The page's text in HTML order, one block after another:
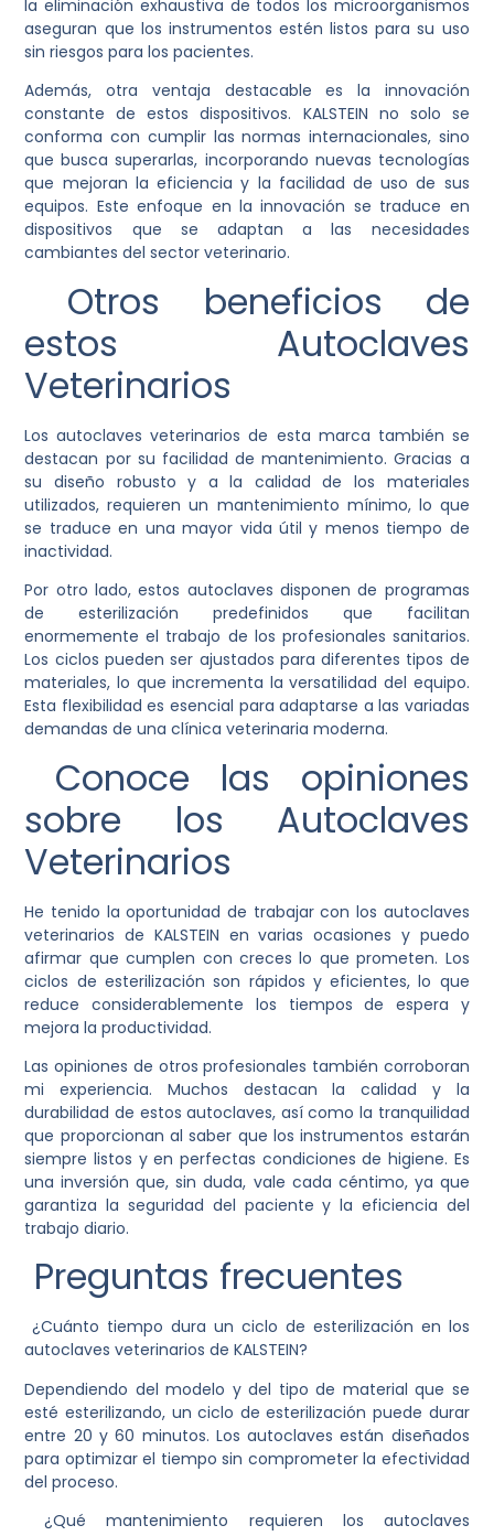
la eliminación exhaustiva de todos los microorganismos
aseguran que los instrumentos estén listos para su uso
sin riesgos para los pacientes.
Además, otra ventaja destacable es la innovación
constante de estos dispositivos. KALSTEIN no solo se
conforma con cumplir las normas internacionales, sino
que busca superarlas, incorporando nuevas tecnologías
que mejoran la eficiencia y la facilidad de uso de sus
equipos. Este enfoque en la innovación se traduce en
dispositivos que se adaptan a las necesidades
cambiantes del sector veterinario.
Otros beneficios de
estos Autoclaves
Veterinarios
Los autoclaves veterinarios de esta marca también se
destacan por su facilidad de mantenimiento. Gracias a
su diseño robusto y a la calidad de los materiales
utilizados, requieren un mantenimiento mínimo, lo que
se traduce en una mayor vida útil y menos tiempo de
inactividad.
Por otro lado, estos autoclaves disponen de programas
de esterilización predefinidos que facilitan
enormemente el trabajo de los profesionales sanitarios.
Los ciclos pueden ser ajustados para diferentes tipos de
materiales, lo que incrementa la versatilidad del equipo.
Esta flexibilidad es esencial para adaptarse a las variadas
demandas de una clínica veterinaria moderna.
Conoce las opiniones
sobre los Autoclaves
Veterinarios
He tenido la oportunidad de trabajar con los autoclaves
veterinarios de KALSTEIN en varias ocasiones y puedo
afirmar que cumplen con creces lo que prometen. Los
ciclos de esterilización son rápidos y eficientes, lo que
reduce considerablemente los tiempos de espera y
mejora la productividad.
Las opiniones de otros profesionales también corroboran
mi experiencia. Muchos destacan la calidad y la
durabilidad de estos autoclaves, así como la tranquilidad
que proporcionan al saber que los instrumentos estarán
siempre listos y en perfectas condiciones de higiene. Es
una inversión que, sin duda, vale cada céntimo, ya que
garantiza la seguridad del paciente y la eficiencia del
trabajo diario.
Preguntas frecuentes
¿Cuánto tiempo dura un ciclo de esterilización en los
autoclaves veterinarios de KALSTEIN?
Dependiendo del modelo y del tipo de material que se
esté esterilizando, un ciclo de esterilización puede durar
entre 20 y 60 minutos. Los autoclaves están diseñados
para optimizar el tiempo sin comprometer la efectividad
del proceso.
¿Qué mantenimiento requieren los autoclaves